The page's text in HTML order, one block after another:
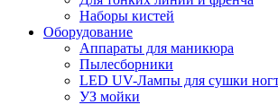
Наборы кистей
Оборудование
Аппараты для маникюра
Пылесборники
LED UV-Лампы для сушки
УЗ мойки